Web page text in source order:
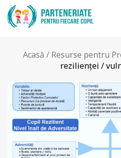
Acasă / Resurse pentru
rezilienței /